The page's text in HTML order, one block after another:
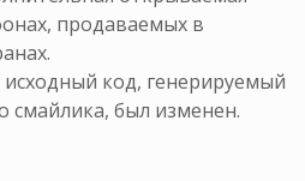
продаваемых в
исходный код, генерируемый
смайлика, был изменен.